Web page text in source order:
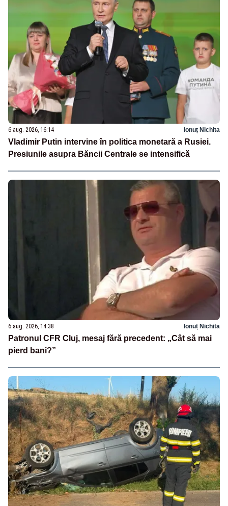
6 aug. 2026, 16:14 Ionuț Nichita
Vladimir Putin intervine în politica monetară a Rusiei.
Presiunile asupra Băncii Centrale se intensifică
6 aug. 2026, 14:38 Ionuț Nichita
Patronul CFR Cluj, mesaj fără precedent: „Cât să mai
pierd bani?”